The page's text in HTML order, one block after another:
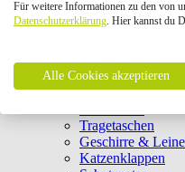
Laserpointer &
Clicker & Target
Weiteres
Transportboxen
Tragetaschen
Geschirre &
Katzenklappen
Für weitere Informationen zu den von
Datenschutzerklärung. Hier kannst du
Alle Cookies akzeptieren